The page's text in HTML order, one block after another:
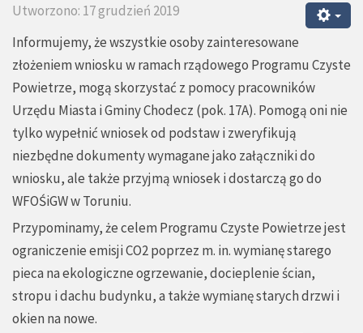
Utworzono: 17 grudzień 2019
Informujemy, że wszystkie osoby zainteresowane
złożeniem wniosku w ramach rządowego Programu Czyste
Powietrze, mogą skorzystać z pomocy pracowników
Urzędu Miasta i Gminy Chodecz (pok. 17A). Pomogą oni nie
tylko wypełnić wniosek od podstaw i zweryfikują
niezbędne dokumenty wymagane jako załączniki do
wniosku, ale także przyjmą wniosek i dostarczą go do
WFOŚiGW w Toruniu.
Przypominamy, że celem Programu Czyste Powietrze jest
ograniczenie emisji CO2 poprzez m. in. wymianę starego
pieca na ekologiczne ogrzewanie, docieplenie ścian,
stropu i dachu budynku, a także wymianę starych drzwi i
okien na nowe.